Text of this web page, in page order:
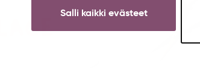
Salli kaikki evästeet